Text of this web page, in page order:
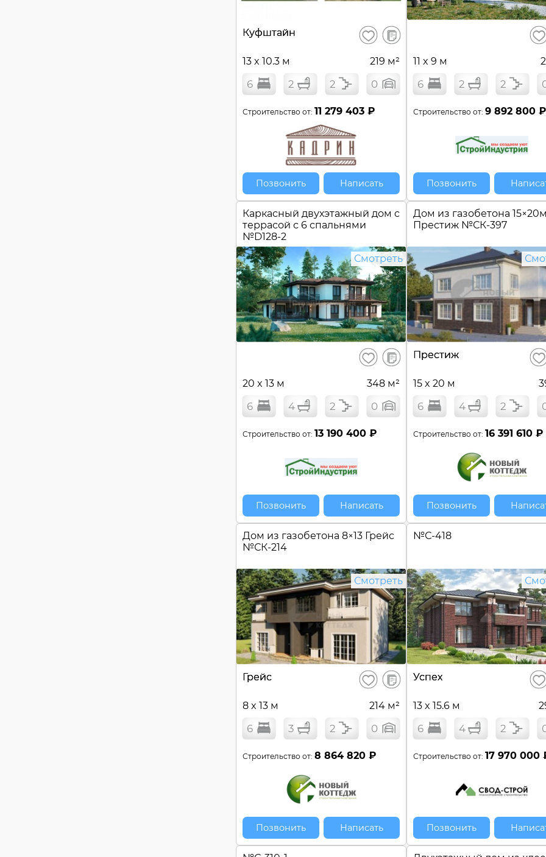
Куфштайн Сохранить
В
сравнение
13 x 10.3 м 219 м²
6 2 2 0
Строительство от: 11 279 403 ₽
Позвонить Написать
11 x 9 м
6 2 2
Строительство от:9 892 800 ₽
Позвонить
Каркасный двухэтажный дом c
террасой с 6 спальнями
№D128-2
Смотреть
Сохранить
В
сравнение
20 x 13 м 348 м²
6 4 2 0
Строительство от: 13 190 400 ₽
Позвонить Написать
Дом из газобетона 15×20м
Престиж №СК-397
Престиж
15 x 20 м
6 4 2
Строительство от:16 391 610 ₽
Позвонить
Дом из газобетона 8×13 Грейс
№СК-214
Смотреть
Грейс Сохранить
В
сравнение
8 x 13 м 214 м²
6 3 2 0
Строительство от: 8 864 820 ₽
Позвонить Написать
№С-418
Успех
13 x 15.6 м
6 4 2
Строительство от:17 970 000
Позвонить